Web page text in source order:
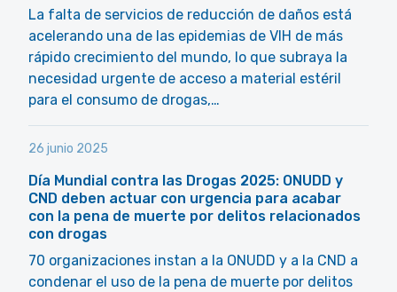
La falta de servicios de reducción de daños está
acelerando una de las epidemias de VIH de más
rápido crecimiento del mundo, lo que subraya la
necesidad urgente de acceso a material estéril
para el consumo de drogas,…
26 junio 2025
Día Mundial contra las Drogas 2025: ONUDD y
CND deben actuar con urgencia para acabar
con la pena de muerte por delitos relacionados
con drogas
70 organizaciones instan a la ONUDD y a la CND a
condenar el uso de la pena de muerte por delitos